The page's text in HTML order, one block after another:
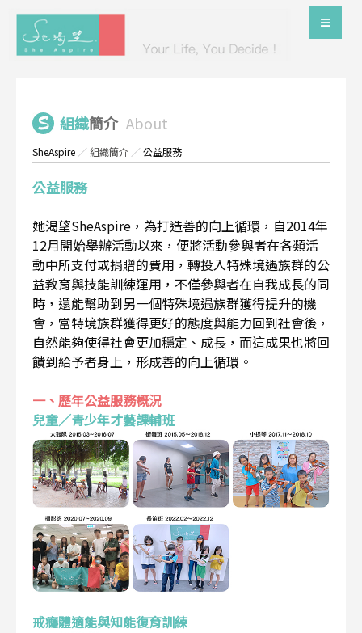
組織簡介 About
SheAspire ／組織簡介 ／公益服務
公益服務
她渴望SheAspire，為打造善的向上循環，自2014年
12月開始舉辦活動以來，便將活動參與者在各類活
動中所支付或捐贈的費用，轉投入特殊境遇族群的公
益教育與技能訓練運用，不僅參與者在自我成長的同
時，還能幫助到另一個特殊境遇族群獲得提升的機
會，當特境族群獲得更好的態度與能力回到社會後，
自然能夠使得社會更加穩定、成長，而這成果也將回
饋到給予者身上，形成善的向上循環。
一、歷年公益服務概況
兒童／青少年才藝課輔班
戒癮體適能與知能復育訓練